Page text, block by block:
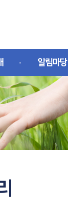
알림마당